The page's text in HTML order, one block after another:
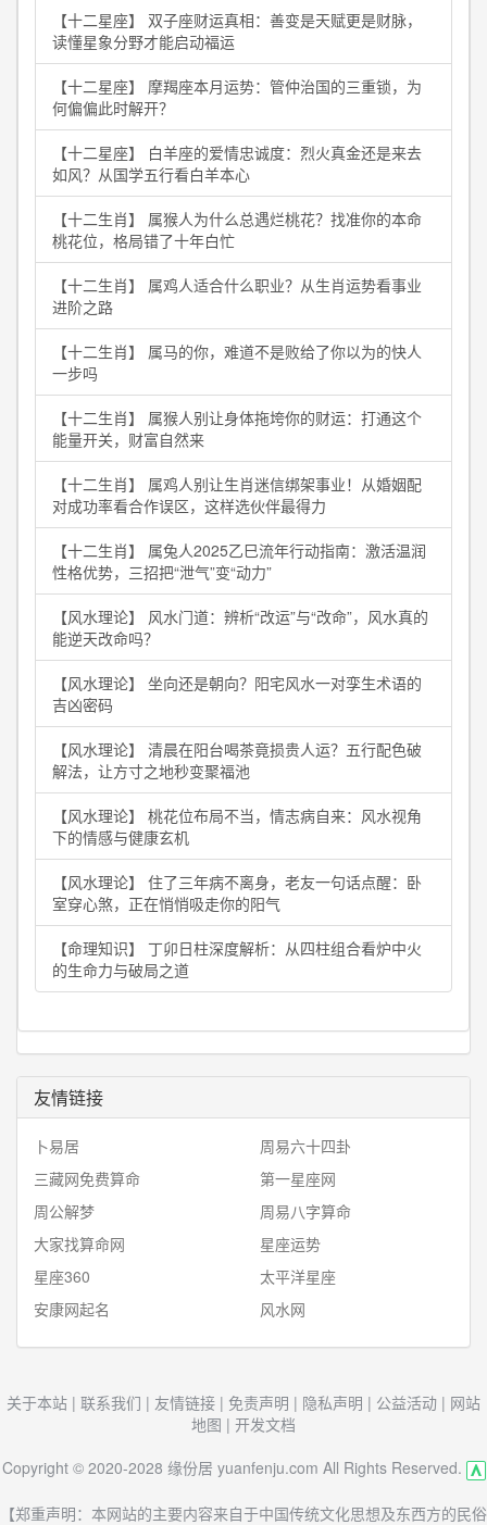
【十二星座】 双子座财运真相：善变是天赋更是财脉，
读懂星象分野才能启动福运
【十二星座】 摩羯座本月运势：管仲治国的三重锁，为
何偏偏此时解开？
【十二星座】 白羊座的爱情忠诚度：烈火真金还是来去
如风？从国学五行看白羊本心
【十二生肖】 属猴人为什么总遇烂桃花？找准你的本命
桃花位，格局错了十年白忙
【十二生肖】 属鸡人适合什么职业？从生肖运势看事业
进阶之路
【十二生肖】 属马的你，难道不是败给了你以为的快人
一步吗
【十二生肖】 属猴人别让身体拖垮你的财运：打通这个
能量开关，财富自然来
【十二生肖】 属鸡人别让生肖迷信绑架事业！从婚姻配
对成功率看合作误区，这样选伙伴最得力
【十二生肖】 属兔人2025乙巳流年行动指南：激活温润
性格优势，三招把“泄气”变“动力”
【风水理论】 风水门道：辨析“改运”与“改命”，风水真的
能逆天改命吗？
【风水理论】 坐向还是朝向？阳宅风水一对孪生术语的
吉凶密码
【风水理论】 清晨在阳台喝茶竟损贵人运？五行配色破
解法，让方寸之地秒变聚福池
【风水理论】 桃花位布局不当，情志病自来：风水视角
下的情感与健康玄机
【风水理论】 住了三年病不离身，老友一句话点醒：卧
室穿心煞，正在悄悄吸走你的阳气
【命理知识】 丁卯日柱深度解析：从四柱组合看炉中火
的生命力与破局之道
友情链接
卜易居
周易六十四卦
三藏网免费算命
第一星座网
周公解梦
周易八字算命
大家找算命网
星座运势
星座360
太平洋星座
安康网起名
风水网
关于本站 | 联系我们 | 友情链接 | 免责声明 | 隐私声明 | 公益活动 | 网站
地图 | 开发文档
Copyright © 2020-2028 缘份居 yuanfenju.com All Rights Reserved.
【郑重声明：本网站的主要内容来自于中国传统文化思想及东西方的民俗